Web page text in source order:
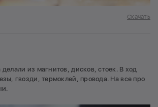
Скачать
из магнитов, дисков, стоек. В ход
гвозди, термоклей, провода. На все про